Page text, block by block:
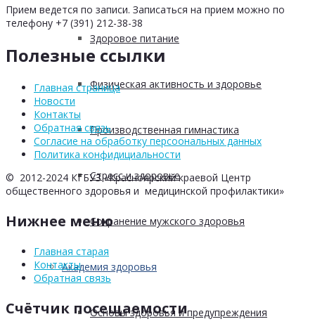
Здоровое питание
Физическая активность и здоровье
Производственная гимнастика
Стресс и здоровье
Сохранение мужского здоровья
Академия здоровья
Основы здоровья и предупреждения
Прием ведется по записи. Записаться на прием можно по
телефону +7 (391) 212-38-38
Полезные ссылки
Главная страница
Новости
Контакты
Обратная связь
Согласие на обработку персоональных данных
Политика конфидициальности
© 2012-2024 КГБУЗ «Красноярский краевой Центр
общественного здоровья и медицинской профилактики»
Нижнее меню
Главная старая
Контакты
Обратная связь
Счётчик посещаемости